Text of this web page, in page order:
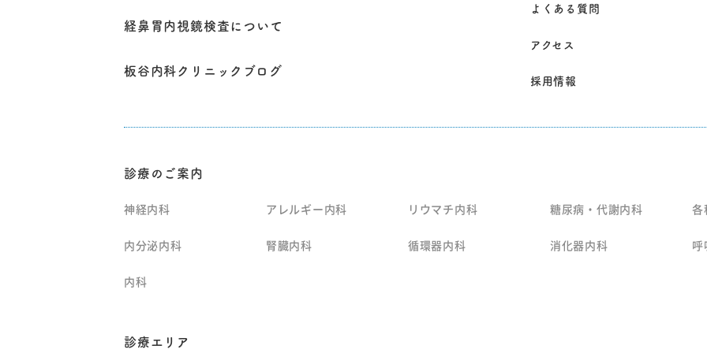
経鼻胃内視鏡検査について
板谷内科クリニックブログ
よくある質問
アクセス
採用情報
診療のご案内
神経内科 アレルギー内科 リウマチ内科 糖尿病・代謝内科 各
内分泌内科 腎臓内科 循環器内科 消化器内科 呼
内科
診療エリア